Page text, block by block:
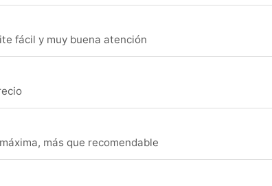
fácil y muy buena atención
más que recomendable